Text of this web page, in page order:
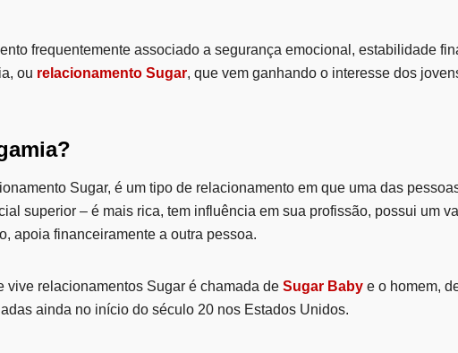
frequentemente associado a segurança emocional, estabilidade
ou relacionamento Sugar, que vem ganhando o interesse dos
Sugar, é um tipo de relacionamento em que uma das
superior – é mais rica, tem influência em sua profissão, possui um
apoia financeiramente a outra pessoa.
vive relacionamentos Sugar é chamada de Sugar Baby e o homem,
ainda no início do século 20 nos Estados Unidos.